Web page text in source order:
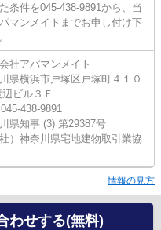
条件を045-438-9891から、当
マンメイトまでお申し付け下
社アパマンメイト
県横浜市戸塚区戸塚町４１０
辺ビル３Ｆ
438-9891
県知事 (3) 第29387号
社）神奈川県宅地建物取引業協
情報の見方
わせする(無料)